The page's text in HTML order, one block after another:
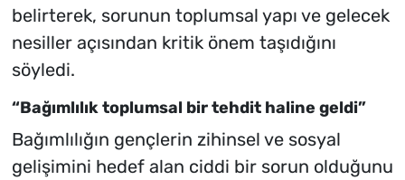
belirterek, sorunun toplumsal yapı ve gelecek
nesiller açısından kritik önem taşıdığını
söyledi.
“Bağımlılık toplumsal bir tehdit haline geldi”
Bağımlılığın gençlerin zihinsel ve sosyal
gelişimini hedef alan ciddi bir sorun olduğunu